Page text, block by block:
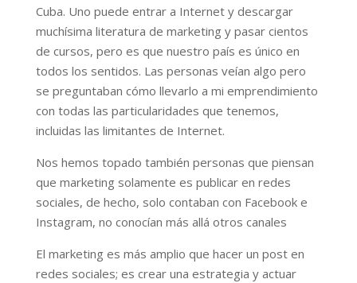
Cuba. Uno puede entrar a Internet y descargar
muchísima literatura de marketing y pasar cientos
de cursos, pero es que nuestro país es único en
todos los sentidos. Las personas veían algo pero
se preguntaban cómo llevarlo a mi emprendimiento
con todas las particularidades que tenemos,
incluidas las limitantes de Internet.
Nos hemos topado también personas que piensan
que marketing solamente es publicar en redes
sociales, de hecho, solo contaban con Facebook e
Instagram, no conocían más allá otros canales
El marketing es más amplio que hacer un post en
redes sociales; es crear una estrategia y actuar